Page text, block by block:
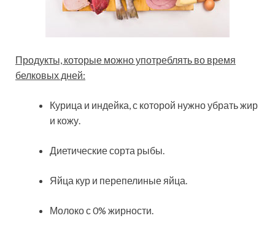
Продукты, которые можно употреблять во время
белковых дней:
Курица и индейка, с которой нужно убрать жир
и кожу.
Диетические сорта рыбы.
Яйца кур и перепелиные яйца.
Молоко с 0% жирности.